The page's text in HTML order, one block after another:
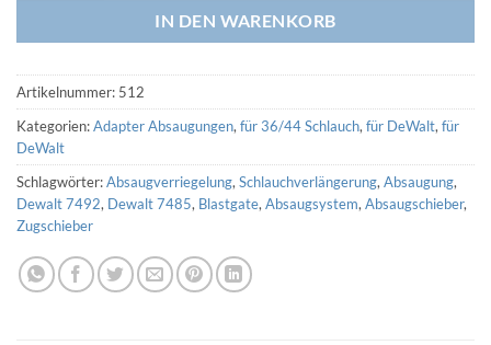
IN DEN WARENKORB
Artikelnummer: 512
Kategorien:Adapter Absaugungen,für 36/44 Schlauch,für DeWalt,für
DeWalt
Schlagwörter:Absaugverriegelung,Schlauchverlängerung,Absaugung,
Dewalt 7492, Dewalt 7485, Blastgate,Absaugsystem,Absaugschieber,
Zugschieber